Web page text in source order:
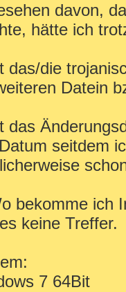
davon,
hätte ich
das/die
Datein
das
seitdem
bekomme ich
keine Treffer.
7 64Bit